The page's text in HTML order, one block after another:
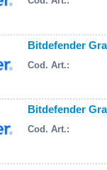
Bitdefender
Cod. Art.:
Bitdefender
Cod. Art.: